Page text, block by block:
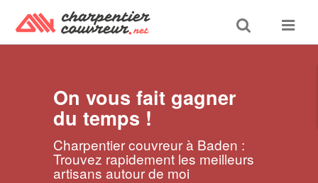
Toggle
search
Toggle
On vous fait gagner
du temps !
Charpentier couvreur à Baden :
Trouvez rapidement les meilleurs
artisans autour de moi